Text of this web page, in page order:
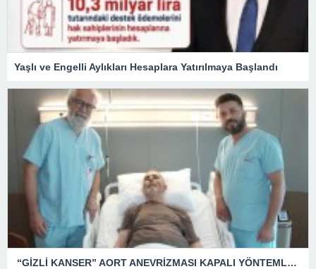
Yaşlı ve Engelli Aylıkları Hesaplara Yatırılmaya Başlandı
“GİZLİ KANSER” AORT ANEVRİZMASI KAPALI YÖNTEMLE TEDAVİ EDİLDİ